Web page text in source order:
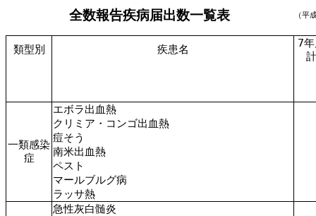
全数報告疾病届出数一覧表 （平
類型別 疾患名
7
計
一類感染
症
エボラ出血熱
クリミア・コンゴ出血熱
痘そう
南米出血熱
ペスト
マールブルグ病
ラッサ熱
急性灰白髄炎